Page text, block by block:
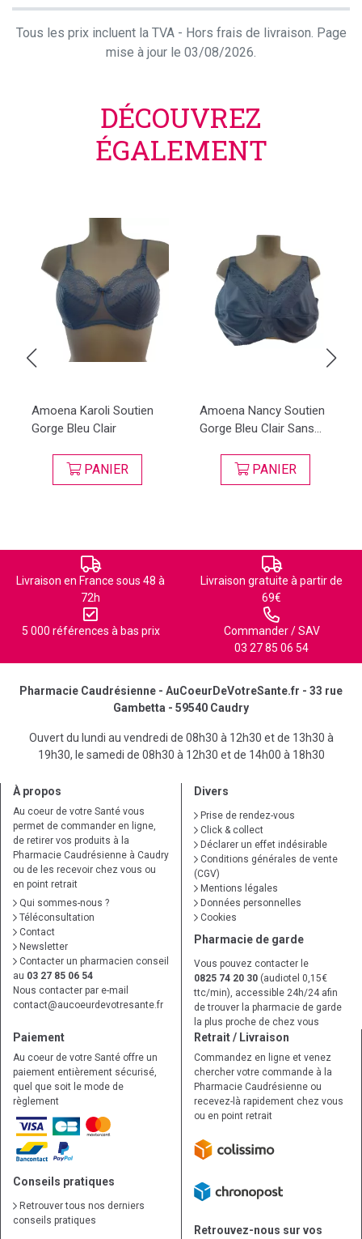
Tous les prix incluent la TVA - Hors frais de livraison. Page
mise à jour le 03/08/2026.
DÉCOUVREZ
ÉGALEMENT
Amoena Karoli Soutien
Gorge Bleu Clair
PANIER
Amoena Nancy Soutien
Gorge Bleu Clair Sans...
PANIER
Livraison en France sous 48 à
72h
Livraison gratuite à partir de
69€
5 000 références à bas prix
Commander / SAV
03 27 85 06 54
Pharmacie Caudrésienne - AuCoeurDeVotreSante.fr - 33 rue
Gambetta - 59540 Caudry
Ouvert du lundi au vendredi de 08h30 à 12h30 et de 13h30 à
19h30, le samedi de 08h30 à 12h30 et de 14h00 à 18h30
À propos
Au coeur de votre Santé vous
permet de commander en ligne,
de retirer vos produits à la
Pharmacie Caudrésienne à Caudry
ou de les recevoir chez vous ou
en point retrait
Qui sommes-nous ?
Téléconsultation
Contact
Newsletter
Contacter un pharmacien conseil
au 03 27 85 06 54
Nous contacter par e-mail
contact@aucoeurdevotresante.fr
Divers
Prise de rendez-vous
Click & collect
Déclarer un effet indésirable
Conditions générales de vente
(CGV)
Mentions légales
Données personnelles
Cookies
Pharmacie de garde
Vous pouvez contacter le
0825 74 20 30 (audiotel 0,15€
ttc/min), accessible 24h/24 afin
de trouver la pharmacie de garde
la plus proche de chez vous
Paiement
Au coeur de votre Santé offre un
paiement entièrement sécurisé,
quel que soit le mode de
règlement
Conseils pratiques
Retrouver tous nos derniers
conseils pratiques
Retrait / Livraison
Commandez en ligne et venez
chercher votre commande à la
Pharmacie Caudrésienne ou
recevez-là rapidement chez vous
ou en point retrait
Retrouvez-nous sur vos